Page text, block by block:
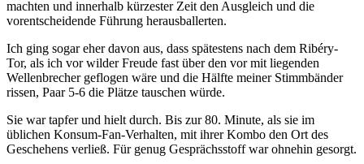
machten und innerhalb kürzester Zeit den Ausgleich und die
vorentscheidende Führung herausballerten.
Ich ging sogar eher davon aus, dass spätestens nach dem Ribéry-
Tor, als ich vor wilder Freude fast über den vor mit liegenden
Wellenbrecher geflogen wäre und die Hälfte meiner Stimmbänder
rissen, Paar 5-6 die Plätze tauschen würde.
Sie war tapfer und hielt durch. Bis zur 80. Minute, als sie im
üblichen Konsum-Fan-Verhalten, mit ihrer Kombo den Ort des
Geschehens verließ. Für genug Gesprächsstoff war ohnehin gesorgt.